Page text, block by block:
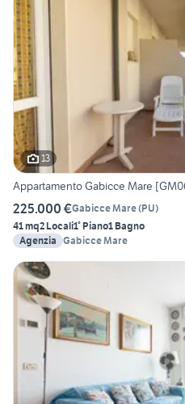
13
Appartamento Gabicce Mare
225.000 €Gabicce Mare(PU)
41 mq2 Locali1° Piano1 Bagno
Agenzia Gabicce Mare